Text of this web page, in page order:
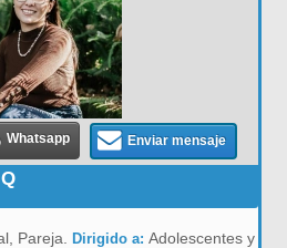
Whatsapp Enviar mensaje
Pareja.Dirigido a:Adolescentes y